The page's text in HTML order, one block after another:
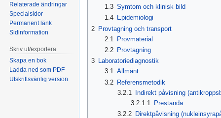
1.3 Symtom och klinisk bild
1.4
Epidemiologi
2 Provtagning och transport
2.1
Provmaterial
2.2
Provtagning
3 Laboratoriediagnostik
3.1 Allmänt
3.2 Referensmetodik
3.2.1
Indirekt påvisning
3.2.1.1
Prestanda
3.2.2 Direktpåvisning
Relaterade ändringar
Specialsidor
Permanent länk
Sidinformation
Skriv ut/exportera
Skapa en bok
Ladda ned som PDF
Utskriftsvänlig version